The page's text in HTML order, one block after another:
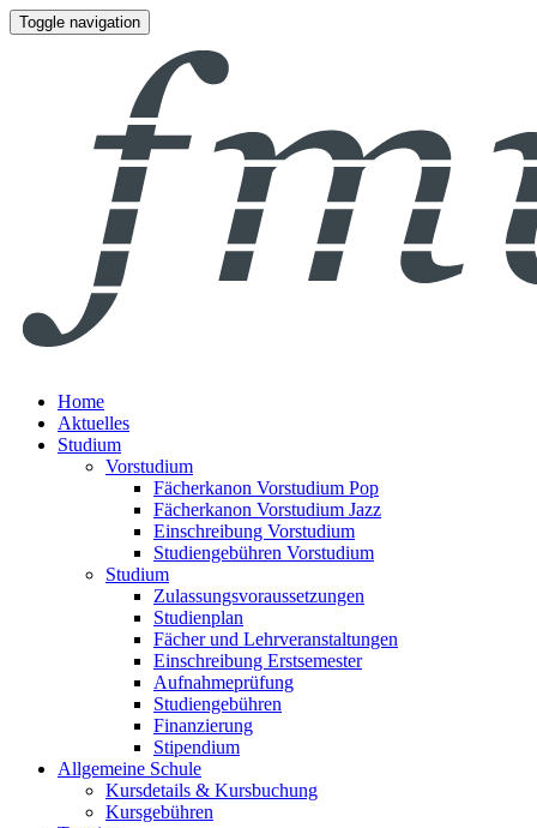
Toggle navigation
Home
Aktuelles
Studium
Vorstudium
Fächerkanon Vorstudium Pop
Fächerkanon Vorstudium Jazz
Einschreibung Vorstudium
Studiengebühren Vorstudium
Studium
Zulassungsvoraussetzungen
Studienplan
Fächer und Lehrveranstaltungen
Einschreibung Erstsemester
Aufnahmeprüfung
Studiengebühren
Finanzierung
Stipendium
Allgemeine Schule
Kursdetails & Kursbuchung
Kursgebühren